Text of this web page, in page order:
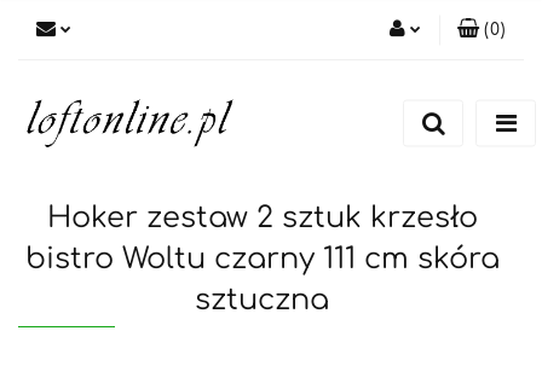
(0)
Hoker zestaw 2 sztuk krzesło
bistro Woltu czarny 111 cm skóra
sztuczna